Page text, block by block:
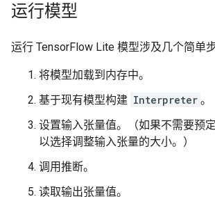
运行模型
运行 TensorFlow Lite 模型涉及几个简单步
将模型加载到内存中。
基于现有模型构建 Interpreter 。
设置输入张量值。（如果不需要预
以选择调整输入张量的大小。）
调用推断。
读取输出张量值。